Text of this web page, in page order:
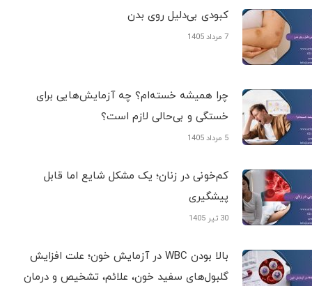
کبودی‌ بی‌دلیل روی بدن
7 مرداد 1405
چرا همیشه خسته‌ام؟ چه آزمایش‌هایی برای
خستگی و بی‌حالی لازم است؟
5 مرداد 1405
کم‌خونی در زنان؛ یک مشکل شایع اما قابل
پیشگیری
30 تیر 1405
بالا بودن WBC در آزمایش خون؛ علت افزایش
گلبول‌های سفید خون، علائم، تشخیص و درمان